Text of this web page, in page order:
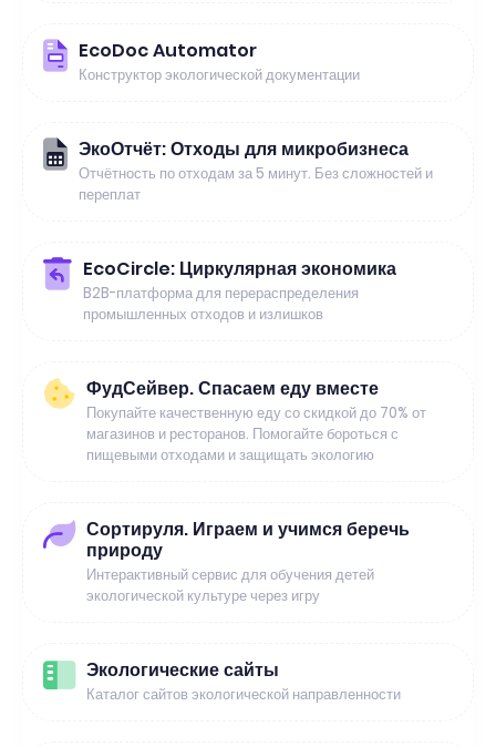
EcoDoc Automator
Конструктор экологической документации
ЭкоОтчёт: Отходы для микробизнеса
Отчётность по отходам за 5 минут. Без сложностей и
переплат
EcoCircle: Циркулярная экономика
B2B-платформа для перераспределения
промышленных отходов и излишков
ФудСейвер. Спасаем еду вместе
Покупайте качественную еду со скидкой до 70% от
магазинов и ресторанов. Помогайте бороться с
пищевыми отходами и защищать экологию
Сортируля. Играем и учимся беречь
природу
Интерактивный сервис для обучения детей
экологической культуре через игру
Экологические сайты
Каталог сайтов экологической направленности